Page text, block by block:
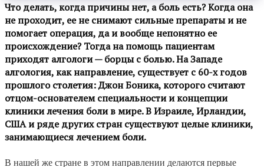
Что делать, когда причины нет, а боль есть? Когда она
не проходит, ее не снимают сильные препараты и не
помогает операция, да и вообще непонятно ее
происхождение? Тогда на помощь пациентам
приходят алгологи — борцы с болью. На Западе
алгология, как направление, существует с 60-х годов
прошлого столетия: Джон Боника, которого считают
отцом-основателем специальности и концепции
клиники лечения боли в мире. В Израиле, Ирландии,
США и ряде других стран существуют целые клиники,
занимающиеся лечением боли.
В нашей же стране в этом направлении делаются первые